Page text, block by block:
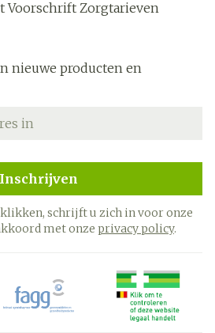
Voorschrift Zorgtarieven
nieuwe producten en
Inschrijven
schrijft u zich in voor onze
met onze privacy policy.